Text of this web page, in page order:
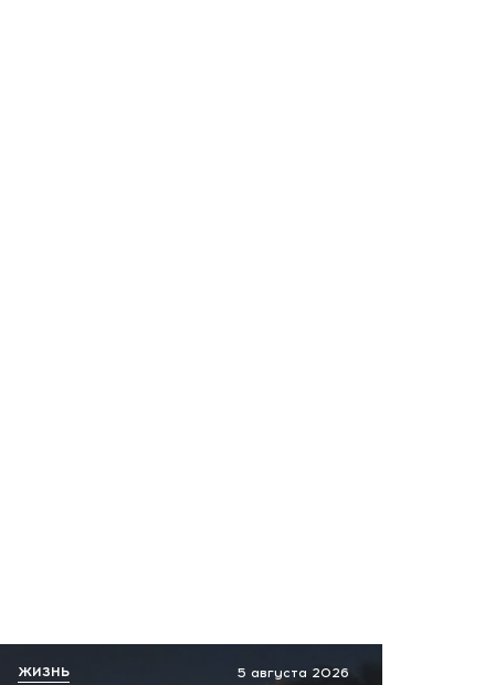
5 августа 2026
ЖИЗНЬ